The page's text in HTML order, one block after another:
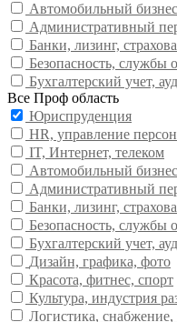
Автомобильный бизнес
Административный
Банки, лизинг,
Безопасность, службы
Бухгалтерский учет,
Все Проф область
Юриспруденция
HR, управление
IT, Интернет, телеком
Автомобильный бизнес
Административный
Банки, лизинг,
Безопасность, службы
Бухгалтерский учет,
Дизайн, графика, фото
Красота, фитнес, спорт
Культура, индустрия
Логистика,